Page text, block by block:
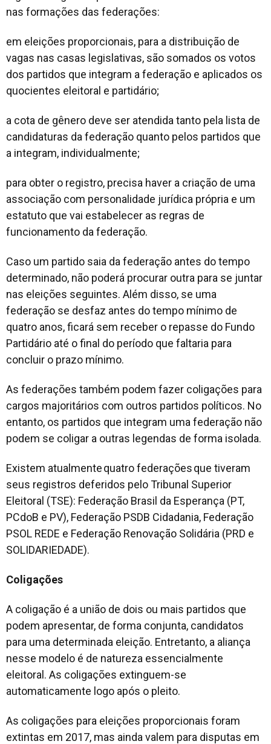
nas formações das federações:
em eleições proporcionais, para a distribuição de
vagas nas casas legislativas, são somados os votos
dos partidos que integram a federação e aplicados os
quocientes eleitoral e partidário;
a cota de gênero deve ser atendida tanto pela lista de
candidaturas da federação quanto pelos partidos que
a integram, individualmente;
para obter o registro, precisa haver a criação de uma
associação com personalidade jurídica própria e um
estatuto que vai estabelecer as regras de
funcionamento da federação.
Caso um partido saia da federação antes do tempo
determinado, não poderá procurar outra para se juntar
nas eleições seguintes. Além disso, se uma
federação se desfaz antes do tempo mínimo de
quatro anos, ficará sem receber o repasse do Fundo
Partidário até o final do período que faltaria para
concluir o prazo mínimo.
As federações também podem fazer coligações para
cargos majoritários com outros partidos políticos. No
entanto, os partidos que integram uma federação não
podem se coligar a outras legendas de forma isolada.
Existem atualmente quatro federações que tiveram
seus registros deferidos pelo Tribunal Superior
Eleitoral (TSE): Federação Brasil da Esperança (PT,
PCdoB e PV), Federação PSDB Cidadania, Federação
PSOL REDE e Federação Renovação Solidária (PRD e
SOLIDARIEDADE).
Coligações
A coligação é a união de dois ou mais partidos que
podem apresentar, de forma conjunta, candidatos
para uma determinada eleição. Entretanto, a aliança
nesse modelo é de natureza essencialmente
eleitoral. As coligações extinguem-se
automaticamente logo após o pleito.
As coligações para eleições proporcionais foram
extintas em 2017, mas ainda valem para disputas em